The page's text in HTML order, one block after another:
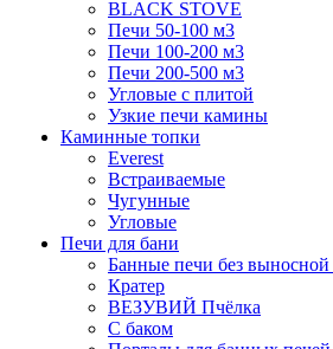
BLACK STOVE
Печи 50-100 м3
Печи 100-200 м3
Печи 200-500 м3
Угловые с плитой
Узкие печи камины
Каминные топки
Everest
Встраиваемые
Чугунные
Угловые
Печи для бани
Банные печи без
Кратер
ВЕЗУВИЙ Пчёлка
С баком